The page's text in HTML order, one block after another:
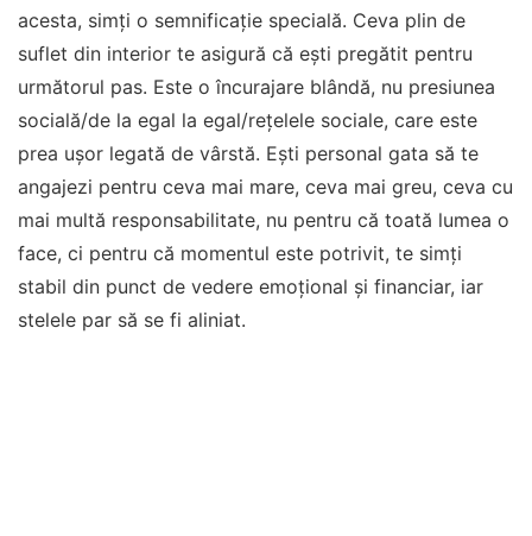
acesta, simți o semnificație specială. Ceva plin de
suflet din interior te asigură că ești pregătit pentru
următorul pas. Este o încurajare blândă, nu presiunea
socială/de la egal la egal/rețelele sociale, care este
prea ușor legată de vârstă. Ești personal gata să te
angajezi pentru ceva mai mare, ceva mai greu, ceva cu
mai multă responsabilitate, nu pentru că toată lumea o
face, ci pentru că momentul este potrivit, te simți
stabil din punct de vedere emoțional și financiar, iar
stelele par să se fi aliniat.